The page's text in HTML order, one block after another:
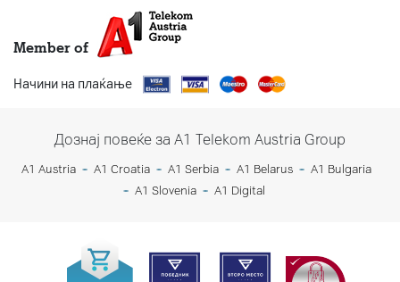
Member of
Начини на плаќање
Дознај повеќе за A1 Telekom Austria Group
A1 Austria A1 Croatia A1 Serbia A1 Belarus
A1 Bulgaria
A1 Slovenia
A1 Digital